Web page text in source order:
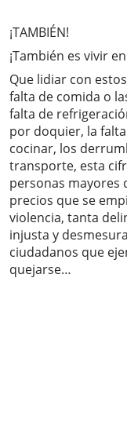
¡TAMBIÉN!
¡También es vivir
Que lidiar con
falta de comida o
falta de
por doquier, la
cocinar, los
transporte, esta
personas mayores
precios que se
violencia, tanta
injusta y
ciudadanos que
quejarse…